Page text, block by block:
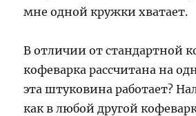
мне одной кружки хватает.
В отличии от стандартной
кофеварка рассчитана на
эта штуковина работает?
как в любой другой